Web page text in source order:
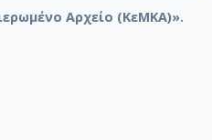
Αρχείο (ΚεΜΚΑ)».